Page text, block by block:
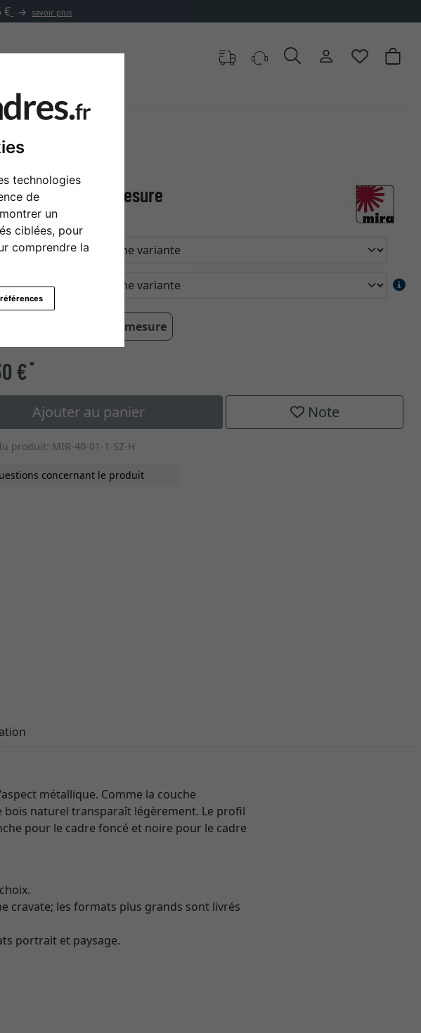
technologies
de
un
ciblées, pour
comprendre la
€ savoir plus
bois Pau sur mesure
verre
vers les cadres sur mesure
€*
Ajouter au panier Note
produit: MIR-40-01-1-SZ-H
concernant le produit
métallique. Comme la couche
naturel transparaît légèrement. Le profil
pour le cadre foncé et noire pour le cadre
cravate; les formats plus grands sont livrés
portrait et paysage.